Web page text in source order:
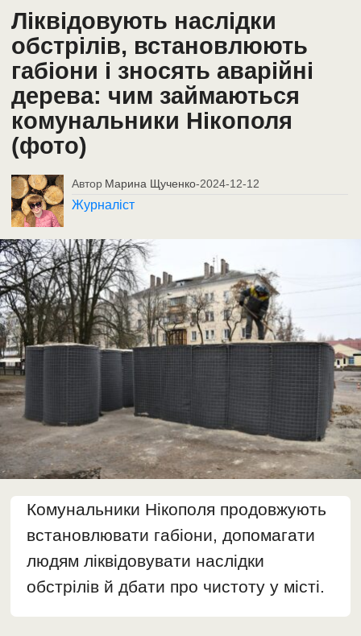
Ліквідовують наслідки
обстрілів, встановлюють
габіони і зносять аварійні
дерева: чим займаються
комунальники Нікополя
(фото)
Автор Марина Щученко-2024-12-12
Журналіст
Комунальники Нікополя продовжують
встановлювати габіони, допомагати
людям ліквідовувати наслідки
обстрілів й дбати про чистоту у місті.